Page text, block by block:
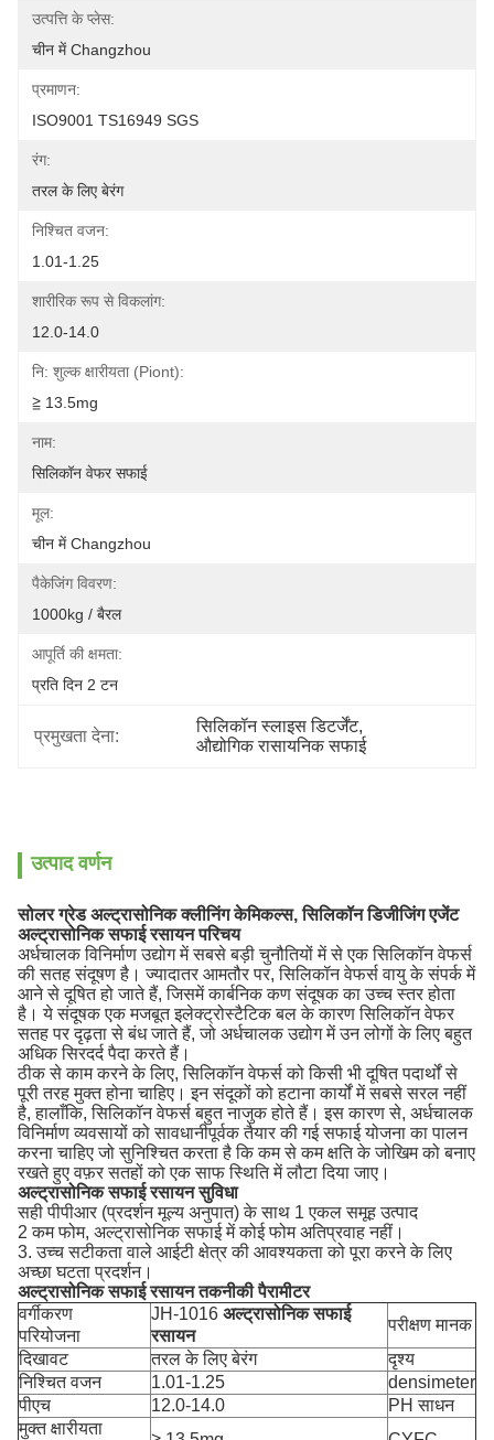
उत्पत्ति के प्लेस:
चीन में Changzhou
प्रमाणन:
ISO9001 TS16949 SGS
रंग:
तरल के लिए बेरंग
निश्चित वजन:
1.01-1.25
शारीरिक रूप से विकलांग:
12.0-14.0
नि: शुल्क क्षारीयता (piont):
≧ 13.5mg
नाम:
सिलिकॉन वेफर सफाई
मूल:
चीन में Changzhou
पैकेजिंग विवरण:
1000kg / बैरल
आपूर्ति की क्षमता:
प्रति दिन 2 टन
प्रमुखता देना:
सिलिकॉन स्लाइस डिटर्जेंट,
औद्योगिक रासायनिक सफाई
उत्पाद वर्णन
सोलर ग्रेड अल्ट्रासोनिक क्लीनिंग केमिकल्स, सिलिकॉन डिजीजिंग एजेंट
अल्ट्रासोनिक सफाई रसायन परिचय
अर्धचालक विनिर्माण उद्योग में सबसे बड़ी चुनौतियों में से एक सिलिकॉन वेफर्स
की सतह संदूषण है। ज्यादातर आमतौर पर, सिलिकॉन वेफर्स वायु के संपर्क में
आने से दूषित हो जाते हैं, जिसमें कार्बनिक कण संदूषक का उच्च स्तर होता
है। ये संदूषक एक मजबूत इलेक्ट्रोस्टैटिक बल के कारण सिलिकॉन वेफर
सतह पर दृढ़ता से बंध जाते हैं, जो अर्धचालक उद्योग में उन लोगों के लिए बहुत
अधिक सिरदर्द पैदा करते हैं।
ठीक से काम करने के लिए, सिलिकॉन वेफर्स को किसी भी दूषित पदार्थों से
पूरी तरह मुक्त होना चाहिए। इन संदूकों को हटाना कार्यों में सबसे सरल नहीं
है, हालाँकि, सिलिकॉन वेफर्स बहुत नाजुक होते हैं। इस कारण से, अर्धचालक
विनिर्माण व्यवसायों को सावधानीपूर्वक तैयार की गई सफाई योजना का पालन
करना चाहिए जो सुनिश्चित करता है कि कम से कम क्षति के जोखिम को बनाए
रखते हुए वफ़र सतहों को एक साफ स्थिति में लौटा दिया जाए।
अल्ट्रासोनिक सफाई रसायन सुविधा
सही पीपीआर (प्रदर्शन मूल्य अनुपात) के साथ 1 एकल समूह उत्पाद
2 कम फोम, अल्ट्रासोनिक सफाई में कोई फोम अतिप्रवाह नहीं।
3. उच्च सटीकता वाले आईटी क्षेत्र की आवश्यकता को पूरा करने के लिए
अच्छा घटता प्रदर्शन।
अल्ट्रासोनिक सफाई रसायनतकनीकी पैरामीटर
वर्गीकरण
परियोजना
JH-1016 अल्ट्रासोनिक सफाई
रसायन
परीक्षण मानक
दिखावट
तरल के लिए बेरंग
दृश्य
निश्चित वजन
1.01-1.25
densimeter
पीएच
12.0-14.0
PH साधन
मुक्त क्षारीयता